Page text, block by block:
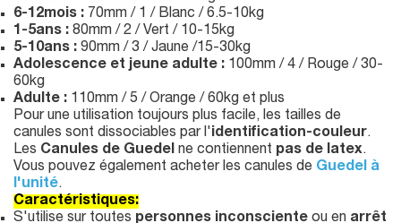
6-12mois : 70mm / 1 / Blanc / 6.5-10kg
1-5ans : 80mm / 2 / Vert / 10-15kg
5-10ans : 90mm / 3 / Jaune /15-30kg
Adolescence et jeune adulte : 100mm / 4 / Rouge / 30-
60kg
Adulte : 110mm / 5 / Orange / 60kg et plus
Pour une utilisation toujours plus facile, les tailles de
canules sont dissociables par l'identification-couleur.
Les Canules de Guedel ne contiennent pas de latex.
Vous pouvez également acheter les canules de Guedel à
l'unité.
Caractéristiques:
S'utilise sur toutes personnes inconsciente ou en arrêt